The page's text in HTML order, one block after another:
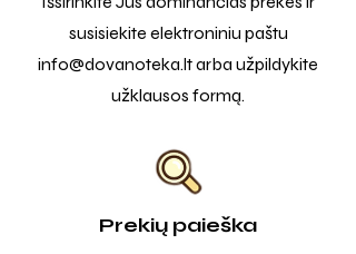
susisiekite elektroniniu paštu
info@dovanoteka.ltarba užpildykite
užklausos formą.
Prekių paieška